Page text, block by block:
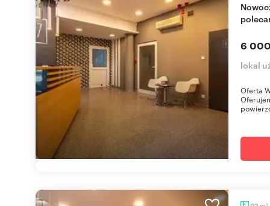
Nowoczesny lokal biurowy 60 m² w Sopocie
6
lokal
Oferta